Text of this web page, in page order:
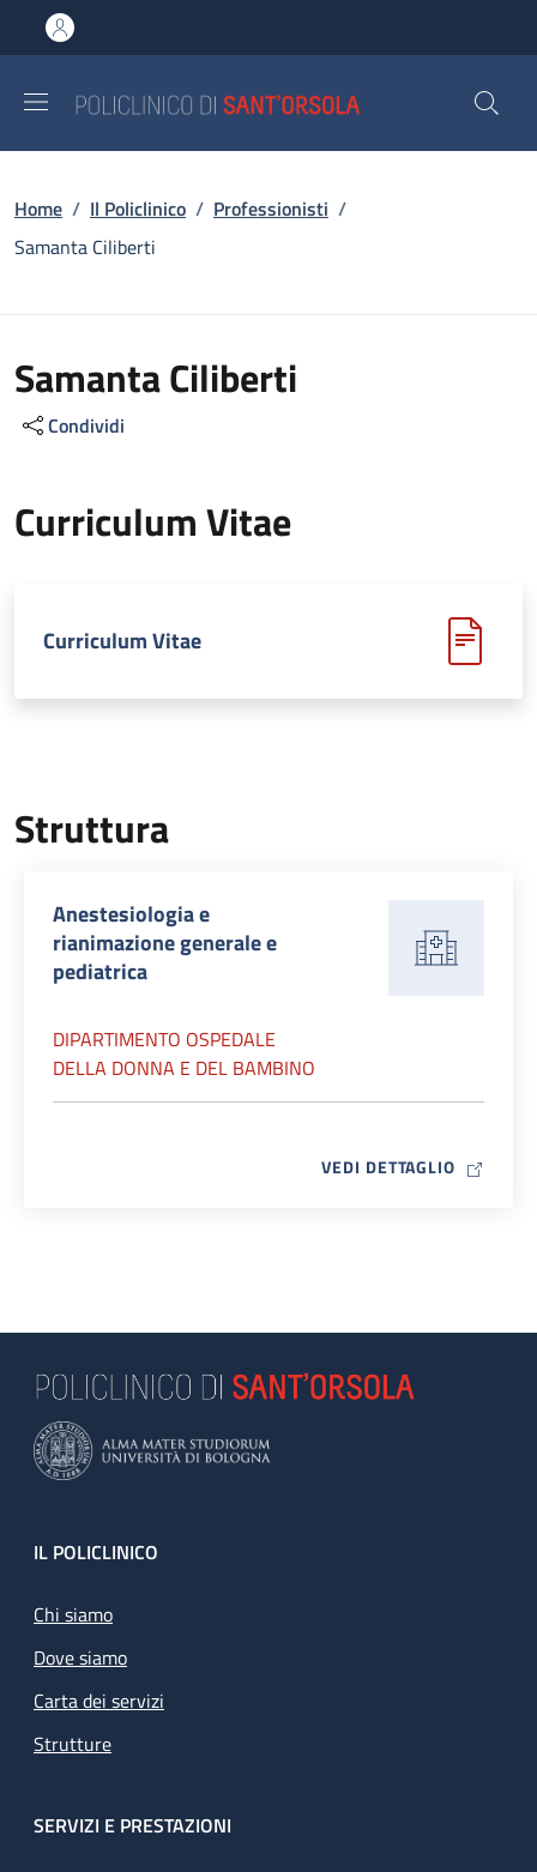
al contenuto principale
to footer content
Briciole di pane
Home / Il Policlinico / Professionisti /
Samanta Ciliberti
Samanta Ciliberti
Condividi
Curriculum Vitae
Curriculum Vitae
Struttura
Anestesiologia e
rianimazione generale e
pediatrica
DIPARTIMENTO OSPEDALE
DELLA DONNA E DEL BAMBINO
VEDI DETTAGLIO MAP ICON
Footer
IL POLICLINICO
Chi siamo
Dove siamo
Carta dei servizi
Strutture
SERVIZI E PRESTAZIONI